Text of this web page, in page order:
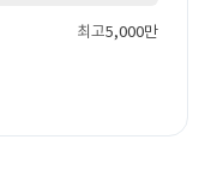
최고5,000만